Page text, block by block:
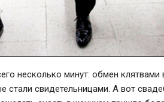
несколько минут: обмен клятвами
стали свидетельницами. А вот